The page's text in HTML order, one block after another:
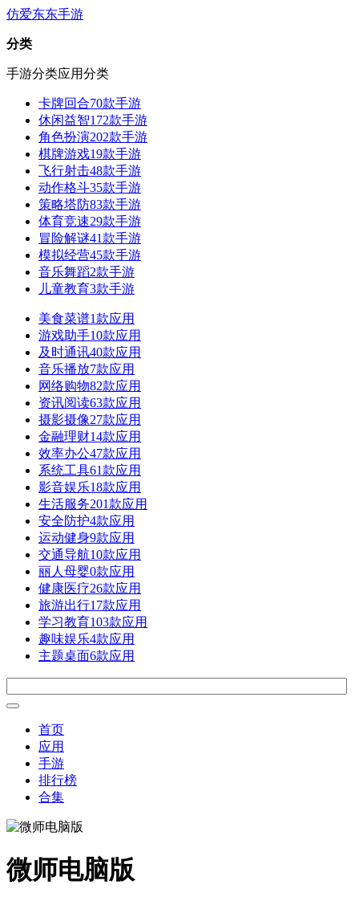
仿爱东东手游
分类
手游分类应用分类
卡牌回合70款手游
休闲益智172款手游
角色扮演202款手游
棋牌游戏19款手游
飞行射击48款手游
动作格斗35款手游
策略塔防83款手游
体育竞速29款手游
冒险解谜41款手游
模拟经营45款手游
音乐舞蹈2款手游
儿童教育3款手游
美食菜谱1款应用
游戏助手10款应用
及时通讯40款应用
音乐播放7款应用
网络购物82款应用
资讯阅读63款应用
摄影摄像27款应用
金融理财14款应用
效率办公47款应用
系统工具61款应用
影音娱乐18款应用
生活服务201款应用
安全防护4款应用
运动健身9款应用
交通导航10款应用
丽人母婴0款应用
健康医疗26款应用
旅游出行17款应用
学习教育103款应用
趣味娱乐4款应用
主题桌面6款应用
首页
应用
手游
排行榜
合集
微师电脑版